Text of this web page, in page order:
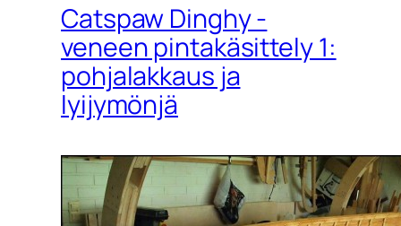
Catspaw Dinghy -
veneen pintakäsittely 1:
pohjalakkaus ja
lyijymönjä